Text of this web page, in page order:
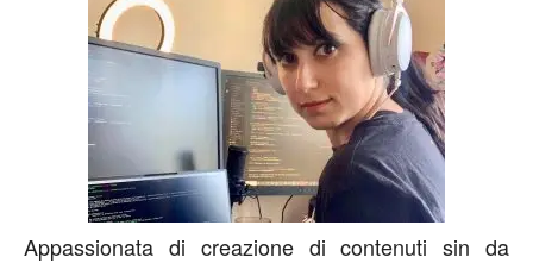
Appassionata di creazione di contenuti sin da